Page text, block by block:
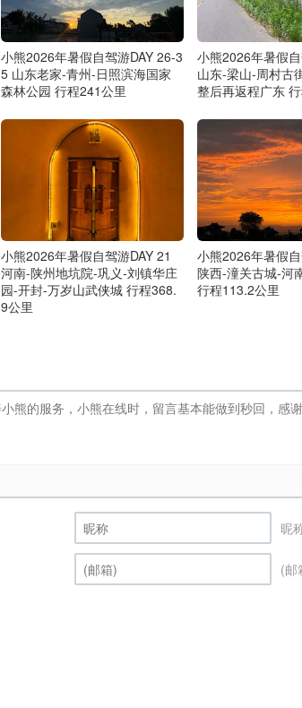
小熊2026年暑假自驾游DAY 26-3
5 山东老家-青州-日照滨海国家
森林公园 行程241公里
小熊2026年暑假
山东-梁山-周村古
整后再返程广东
小熊2026年暑假自驾游DAY 21
河南-陕州地坑院-巩义-刘镇华庄
园-开封-万岁山武侠城 行程368.
9公里
小熊2026年暑假
陕西-潼关古城-河
行程113.2公里
昵
(邮